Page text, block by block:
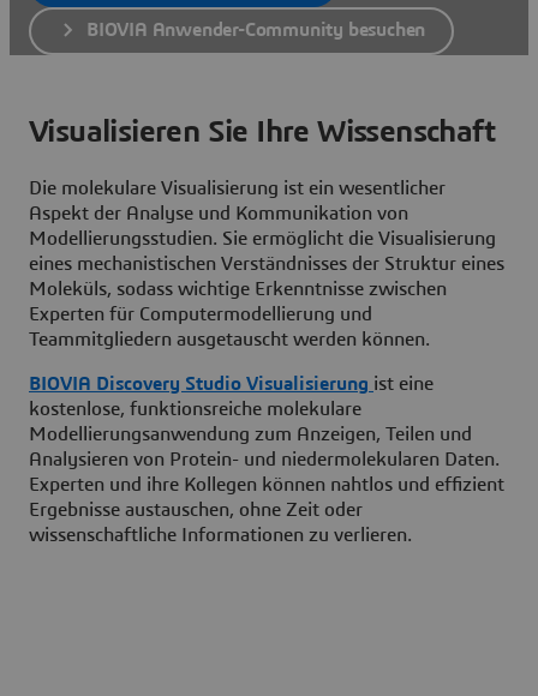
BIOVIA Anwender-Community besuchen
Visualisieren Sie Ihre Wissenschaft
Die molekulare Visualisierung ist ein wesentlicher
Aspekt der Analyse und Kommunikation von
Modellierungsstudien. Sie ermöglicht die Visualisierung
eines mechanistischen Verständnisses der Struktur eines
Moleküls, sodass wichtige Erkenntnisse zwischen
Experten für Computermodellierung und
Teammitgliedern ausgetauscht werden können.
BIOVIA Discovery Studio Visualisierung ist eine
kostenlose, funktionsreiche molekulare
Modellierungsanwendung zum Anzeigen, Teilen und
Analysieren von Protein- und niedermolekularen Daten.
Experten und ihre Kollegen können nahtlos und effizient
Ergebnisse austauschen, ohne Zeit oder
wissenschaftliche Informationen zu verlieren.